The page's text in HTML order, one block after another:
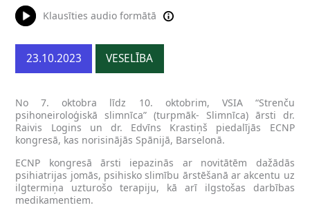
Klausīties audio formātā
23.10.2023 VESELĪBA
No 7. oktobra līdz 10. oktobrim, VSIA “Strenču
psihoneiroloģiskā slimnīca” (turpmāk- Slimnīca) ārsti dr.
Raivis Logins un dr. Edvīns Krastiņš piedalījās ECNP
kongresā, kas norisinājās Spānijā, Barselonā.
ECNP kongresā ārsti iepazinās ar novitātēm dažādās
psihiatrijas jomās, psihisko slimību ārstēšanā ar akcentu uz
ilgtermiņa uzturošo terapiju, kā arī ilgstošas darbības
medikamentiem.